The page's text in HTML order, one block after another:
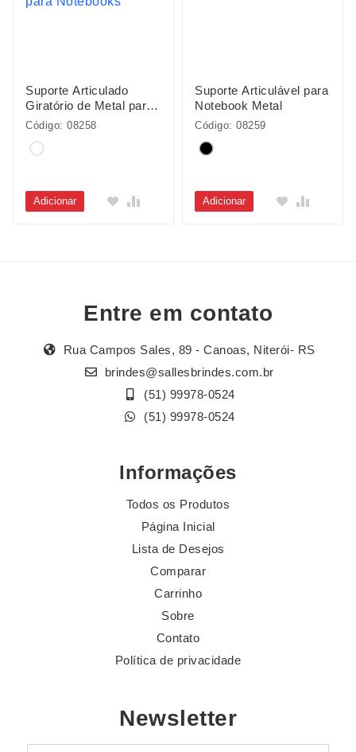
Suporte Articulado
Giratório de Metal para
Notebooks
Código: 08258
Adicionar
Suporte Articulável para
Notebook Metal
Código: 08259
Adicionar
Entre em contato
Rua Campos Sales, 89 - Canoas, Niterói- RS
brindes@sallesbrindes.com.br
(51) 99978-0524
(51) 99978-0524
Informações
Todos os Produtos
Página Inicial
Lista de Desejos
Comparar
Carrinho
Sobre
Contato
Política de privacidade
Newsletter